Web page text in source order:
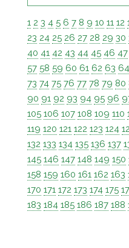
1 2 3 4 5 6 7 8 9 10 11 12
23 24 25 26 27 28 29 30
40 41 42 43 44 45 46 47
57 58 59 60 61 62 63 64
73 74 75 76 77 78 79 80
90 91 92 93 94 95 96
105 106 107 108 109 110
119 120 121 122 123 124
132 133 134 135 136 137
145 146 147 148 149 150
158 159 160 161 162 163
170 171 172 173 174 175
183 184 185 186 187 188